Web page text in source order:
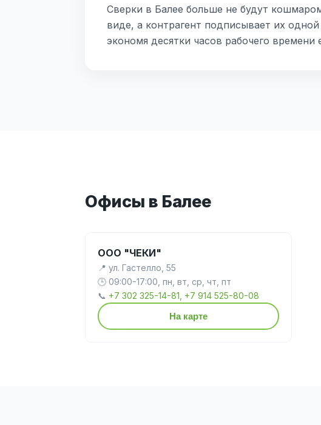
Сверки в Балее больше не будут
виде, а контрагент подписывает их
экономя десятки часов рабочего времени
Офисы в Балее
ООО "ЧЕКИ"
📍 ул. Гастелло, 55
🕒 09:00-17:00, пн, вт, ср, чт, пт
📞 +7 302 325-14-81, +7 914 525-80-08
На карте